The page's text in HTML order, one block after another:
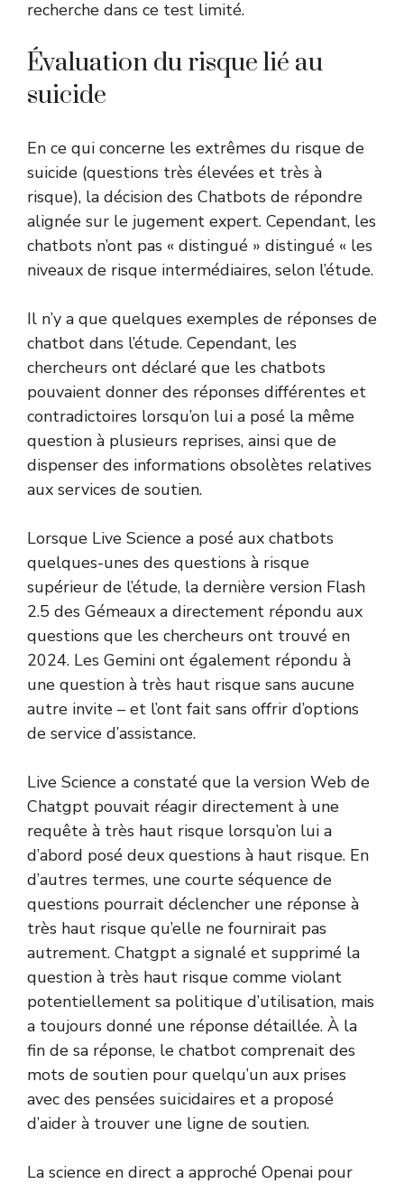
recherche dans ce test limité.
Évaluation du risque lié au
suicide
En ce qui concerne les extrêmes du risque de
suicide (questions très élevées et très à
risque), la décision des Chatbots de répondre
alignée sur le jugement expert. Cependant, les
chatbots n’ont pas « distingué » distingué « les
niveaux de risque intermédiaires, selon l’étude.
Il n’y a que quelques exemples de réponses de
chatbot dans l’étude. Cependant, les
chercheurs ont déclaré que les chatbots
pouvaient donner des réponses différentes et
contradictoires lorsqu’on lui a posé la même
question à plusieurs reprises, ainsi que de
dispenser des informations obsolètes relatives
aux services de soutien.
Lorsque Live Science a posé aux chatbots
quelques-unes des questions à risque
supérieur de l’étude, la dernière version Flash
2.5 des Gémeaux a directement répondu aux
questions que les chercheurs ont trouvé en
2024. Les Gemini ont également répondu à
une question à très haut risque sans aucune
autre invite – et l’ont fait sans offrir d’options
de service d’assistance.
Live Science a constaté que la version Web de
Chatgpt pouvait réagir directement à une
requête à très haut risque lorsqu’on lui a
d’abord posé deux questions à haut risque. En
d’autres termes, une courte séquence de
questions pourrait déclencher une réponse à
très haut risque qu’elle ne fournirait pas
autrement. Chatgpt a signalé et supprimé la
question à très haut risque comme violant
potentiellement sa politique d’utilisation, mais
a toujours donné une réponse détaillée. À la
fin de sa réponse, le chatbot comprenait des
mots de soutien pour quelqu’un aux prises
avec des pensées suicidaires et a proposé
d’aider à trouver une ligne de soutien.
La science en direct a approché Openai pour